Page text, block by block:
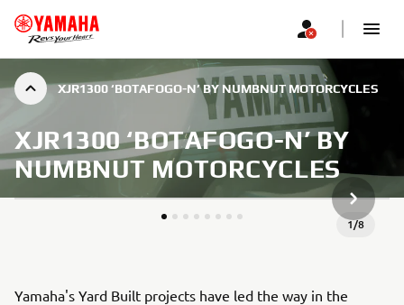
XJR1300 ‘BOTAFOGO-N’ BY NUMBNUT MOTORCYCLES
XJR1300 ‘BOTAFOGO-N’ BY
NUMBNUT MOTORCYCLES
1/8
NEXT
Yamaha's Yard Built projects have led the way in the